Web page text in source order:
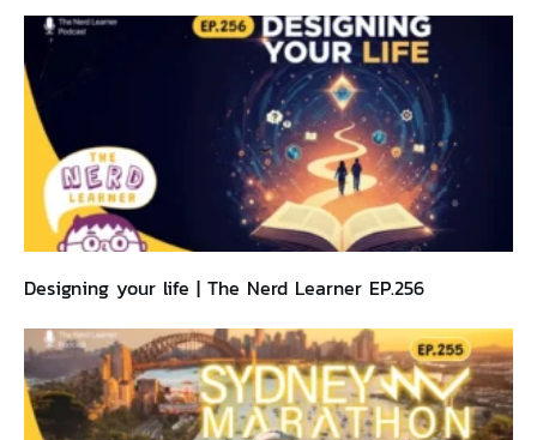
Designing your life | The Nerd Learner EP.256